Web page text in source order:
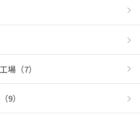
場 （7）
（9）